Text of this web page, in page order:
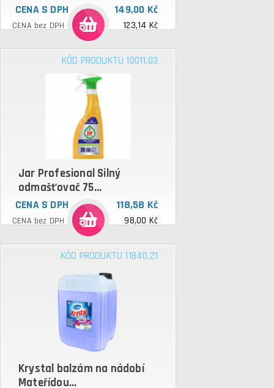
CENA S DPH 149,00 Kč
CENA bez DPH 123,14 Kč
KÓD PRODUKTU 10011,03
Jar Profesional Silný
odmašťovač 75...
CENA S DPH 118,58 Kč
CENA bez DPH 98,00 Kč
KÓD PRODUKTU 11840,21
Krystal balzám na nádobí
Mateřídou...